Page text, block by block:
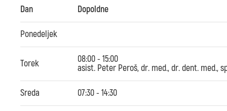
Dan Dopoldne
Ponedeljek
Torek 08:00 - 15:00
asist. Peter Peroš, dr. med., dr. dent. med.,
Sreda 07:30 - 14:30